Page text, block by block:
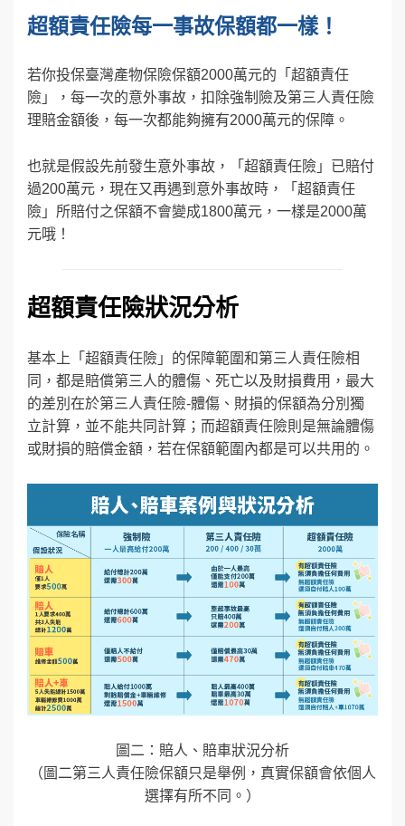
超額責任險每一事故保額都一樣！
若你投保臺灣產物保險保額2000萬元的「超額責任
險」，每一次的意外事故，扣除強制險及第三人責任險
理賠金額後，每一次都能夠擁有2000萬元的保障。
也就是假設先前發生意外事故，「超額責任險」已賠付
過200萬元，現在又再遇到意外事故時，「超額責任
險」所賠付之保額不會變成1800萬元，一樣是2000萬
元哦！
超額責任險狀況分析
基本上「超額責任險」的保障範圍和第三人責任險相
同，都是賠償第三人的體傷、死亡以及財損費用，最大
的差別在於第三人責任險-體傷、財損的保額為分別獨
立計算，並不能共同計算；而超額責任險則是無論體傷
或財損的賠償金額，若在保額範圍內都是可以共用的。
圖二：賠人、賠車狀況分析
（圖二第三人責任險保額只是舉例，真實保額會依個人
選擇有所不同。）